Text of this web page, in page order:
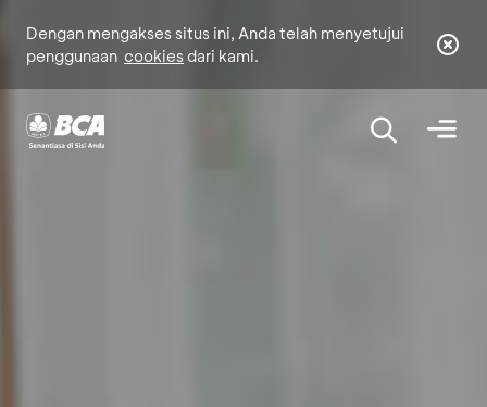
Dengan mengakses situs ini, Anda telah menyetujui
penggunaan cookies dari kami.